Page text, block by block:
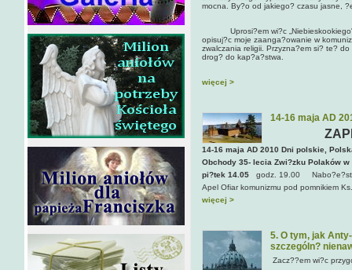
mocna. By?o od jakiego? czasu jasne,
Uprosi?em wi?c „Niebieskookiego",
opisuj?c moje zaanga?owanie w
zwalczania religii. Przyzna?em si? te?
drog? do kap?a?stwa.
więcej >
14-16 maja AD
14-16 maja AD 2010 Dni polskie,
Obchody 35- lecia Zwi?zku Polaków w
pi?tek 14.05 godz. 19.00
Apel Ofiar komunizmu pod pomnikiem
więcej >
5. O tym, jak
szczególn?
Zacz??em wi?c